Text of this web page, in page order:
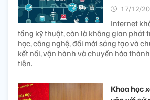
17/12/
Internet
tầng kỹ thuật, còn là không gian phát
học, công nghệ, đổi mới sáng tạo và
kết nối, vận hành và chuyển hóa
tiễn.
Khoa học